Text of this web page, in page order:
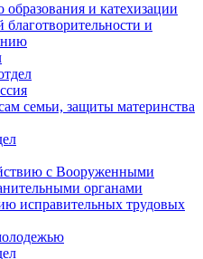
образования и катехизации
и
семьи, защиты материнства
с Вооруженными
органами
исправительных трудовых